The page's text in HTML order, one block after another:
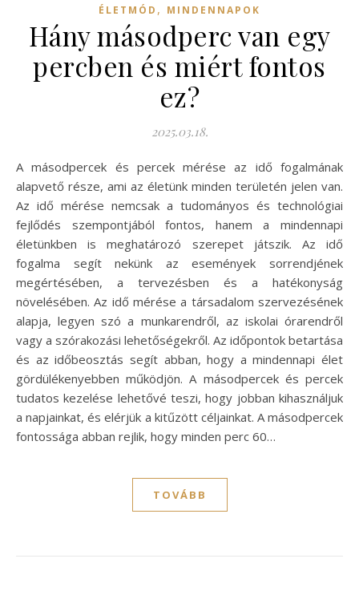
ÉLETMÓD , MINDENNAPOK
Hány másodperc van egy
percben és miért fontos
ez?
2025.03.18.
A másodpercek és percek mérése az idő fogalmának
alapvető része, ami az életünk minden területén jelen van.
Az idő mérése nemcsak a tudományos és technológiai
fejlődés szempontjából fontos, hanem a mindennapi
életünkben is meghatározó szerepet játszik. Az idő
fogalma segít nekünk az események sorrendjének
megértésében, a tervezésben és a hatékonyság
növelésében. Az idő mérése a társadalom szervezésének
alapja, legyen szó a munkarendről, az iskolai órarendről
vagy a szórakozási lehetőségekről. Az időpontok betartása
és az időbeosztás segít abban, hogy a mindennapi élet
gördülékenyebben működjön. A másodpercek és percek
tudatos kezelése lehetővé teszi, hogy jobban kihasználjuk
a napjainkat, és elérjük a kitűzött céljainkat. A másodpercek
fontossága abban rejlik, hogy minden perc 60…
TOVÁBB